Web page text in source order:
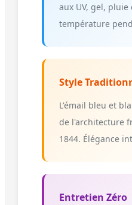
aux UV, gel,
température
Style
L'émail bleu et
de l'architecture
1844. Élégance
Entretien Zéro